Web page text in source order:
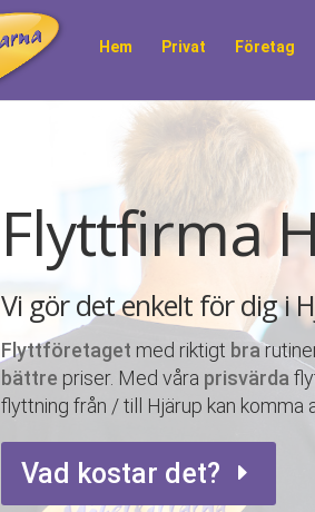
Hem Privat Företag
Flyttfirma
Vi gör det enkelt för dig i
Flyttföretaget med riktigt bra
bättre priser. Med våra prisvärda
flyttning från / till Hjärup kan komma
Vad kostar det?